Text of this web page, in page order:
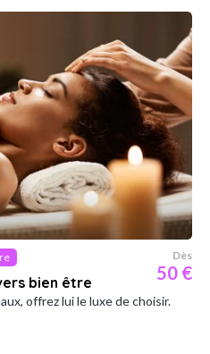
bien être
Dès
50 €
offrez lui le luxe de choisir.